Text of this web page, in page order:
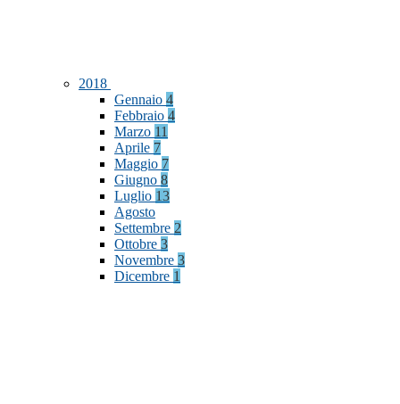
2018
Gennaio 4
Febbraio 4
Marzo 11
Aprile 7
Maggio 7
Giugno 8
Luglio 13
Agosto
Settembre 2
Ottobre 3
Novembre 3
Dicembre 1